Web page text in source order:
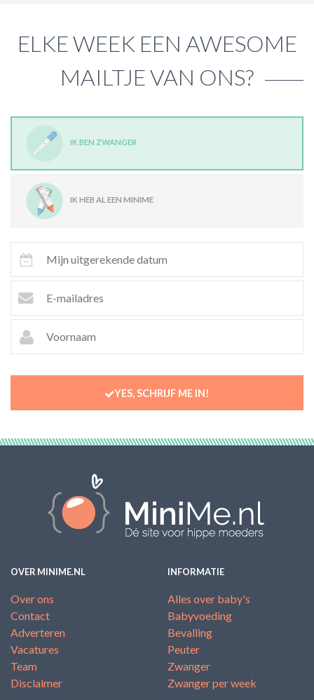
ELKE WEEK EEN AWESOME
MAILTJE VAN ONS?
IK BEN ZWANGER
IK HEB AL EEN MINIME
YES, SCHRIJF ME IN!
OVER MINIME.NL
Over ons
Contact
Adverteren
Vacatures
Team
Disclaimer
INFORMATIE
Alles over baby's
Babyvoeding
Bevalling
Peuter
Zwanger
Zwanger per week